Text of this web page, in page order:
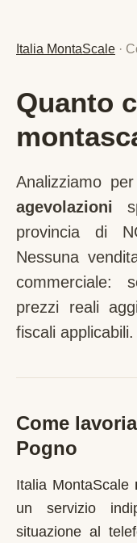
Italia MontaScale ·
Quanto
Analizziamo
agevolazioni
provincia di
Nessuna
commerciale:
prezzi reali
fiscali applicabili.
Come
Pogno
Italia MontaScale
un servizio
situazione al